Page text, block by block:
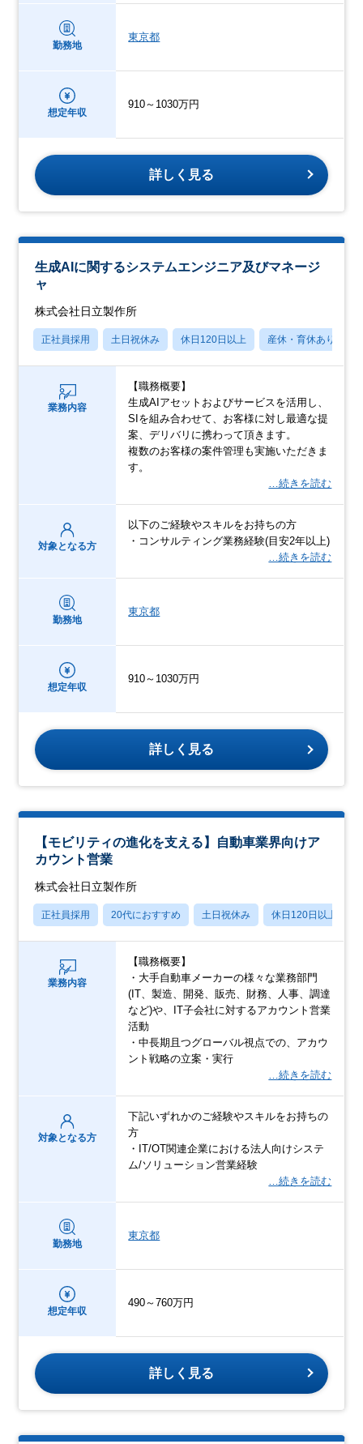
勤務地
東京都
想定年収
910～1030万円
詳しく見る
生成AIに関するシステムエンジニア及びマネージ
ャ
株式会社日立製作所
正社員採用 土日祝休み 休日120日以上 産休・育休あり
業務内容
【職務概要】
生成AIアセットおよびサービスを活用し、
SIを組み合わせて、お客様に対し最適な提
案、デリバリに携わって頂きます。
複数のお客様の案件管理も実施いただきま
す。
…続きを読む
対象となる方
以下のご経験やスキルをお持ちの方
・コンサルティング業務経験(目安2年以上)
…続きを読む
勤務地
東京都
想定年収
910～1030万円
詳しく見る
【モビリティの進化を支える】自動車業界向けア
カウント営業
株式会社日立製作所
正社員採用 20代におすすめ 土日祝休み 休日120日以上
業務内容
【職務概要】
・大手自動車メーカーの様々な業務部門
(IT、製造、開発、販売、財務、人事、調達
など)や、IT子会社に対するアカウント営業
活動
・中長期且つグローバル視点での、アカウ
ント戦略の立案・実行
…続きを読む
対象となる方
下記いずれかのご経験やスキルをお持ちの
方
・IT/OT関連企業における法人向けシステ
ム/ソリューション営業経験
…続きを読む
勤務地
東京都
想定年収
490～760万円
詳しく見る